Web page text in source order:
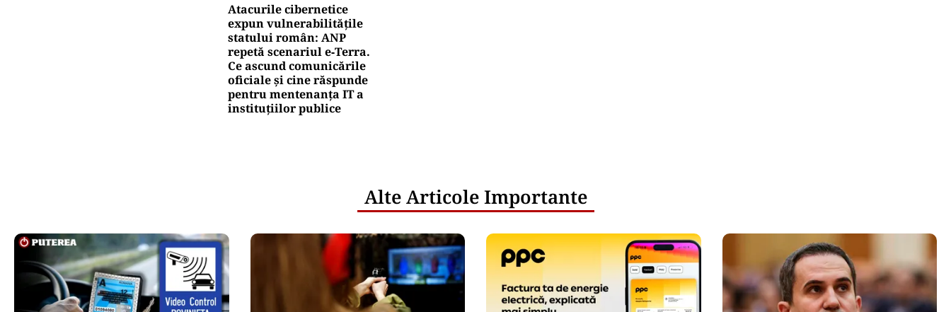
Atacurile cibernetice
expun vulnerabilitățile
statului român: ANP
repetă scenariul e‑Terra.
Ce ascund comunicările
oficiale și cine răspunde
pentru mentenanța IT a
instituțiilor publice
Alte Articole Importante